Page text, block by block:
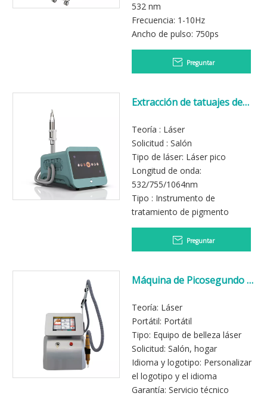
532 nm
Frecuencia: 1-10Hz
Ancho de pulso: 750ps
Preguntar
Extracción de tatuajes de
Teoría : Láser
Solicitud : Salón
Tipo de láser: Láser pico
Longitud de onda:
532/755/1064nm
Tipo : Instrumento de
tratamiento de pigmento
Preguntar
Máquina de Picosegundo Q
Tattoo Desmontaje
Teoría: Láser
Portátil: Portátil
Tipo: Equipo de belleza láser
Solicitud: Salón, hogar
Idioma y logotipo: Personalizar
el logotipo y el idioma
Garantía: Servicio técnico